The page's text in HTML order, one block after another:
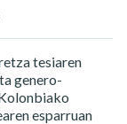
tesiaren
genero-
esparruan